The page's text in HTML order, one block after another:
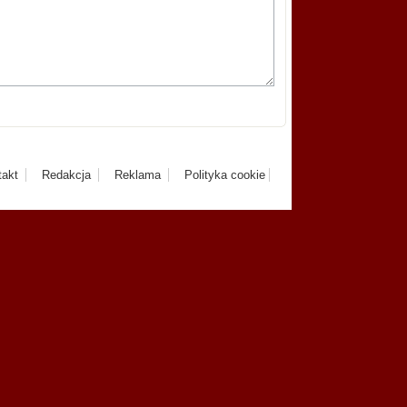
Redakcja Reklama Polityka cookie